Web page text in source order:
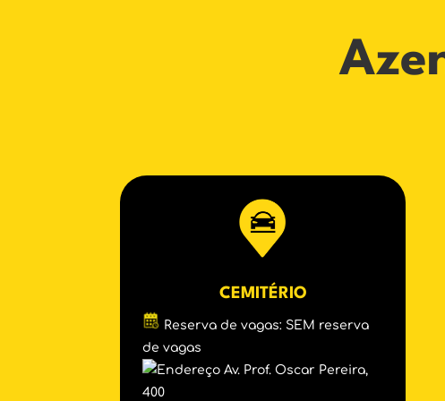
CEMITÉRIO
Reserva de vagas: SEM reserva
de vagas
Av. Prof. Oscar Pereira,
400